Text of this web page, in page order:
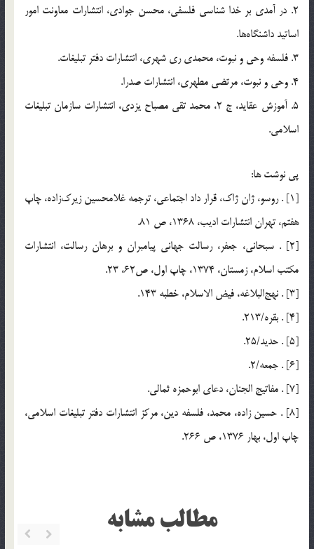
2. در آمدي بر خدا شناسي فلسفي، محسن جوادي،‌ انتشارات معاونت امور
اساتيد داشنگاه‌ها.
3. فلسفه وحي و نبوت، محمدي ري شهري، انتشارات دفتر تبليغات.
4. وحي و نبوت، مرتضي مطهري، انتشارات صدرا.
5. آموزش عقايد، ج 2، محمد تقي مصباح يزدي، انتشارات سازمان تبليغات
اسلامي.
پي نوشت ها:
[1] . روسو، ژان ژاك، قرار داد اجتماعي، ترجمه غلامحسين زيرك‌زاده، چاپ
هفتم، تهران انتشارات اديب، 1368، ص 81.
[2] . سبحاني، جعفر، رسالت جهاني پيامبران و برهان رسالت، انتشارات
مكتب اسلام، زمستان، 1374، چاپ اول، ص62، 23.
[3] . نهج‎البلاغه، فيض الاسلام، خطبه 143.
[4] . بقره/213.
[5] . حديد/25.
[6] . جمعه/2.
[7] . مفاتيج الجنان، دعاي ابوحمزه ثمالي.
[8] . حسين زاده، محمد، فلسفه دين، مركز انتشارات دفتر تبليغات اسلامي،
چاپ اول، بهار 1376، ص 266.
مطالب مشابه